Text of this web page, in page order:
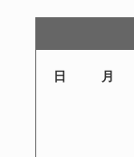
日 月